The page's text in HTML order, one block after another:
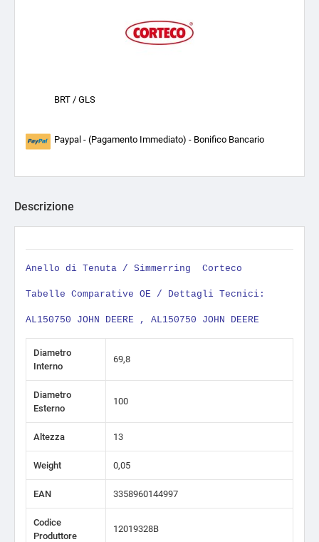
BRT / GLS
Paypal - (Pagamento Immediato) - Bonifico Bancario
Descrizione
Anello di Tenuta / Simmerring Corteco
Tabelle Comparative OE / Dettagli Tecnici:
AL150750 JOHN DEERE , AL150750 JOHN DEERE
Diametro
Interno
69,8
Diametro
Esterno
100
Altezza 13
Weight 0,05
EAN 3358960144997
Codice
Produttore
12019328B